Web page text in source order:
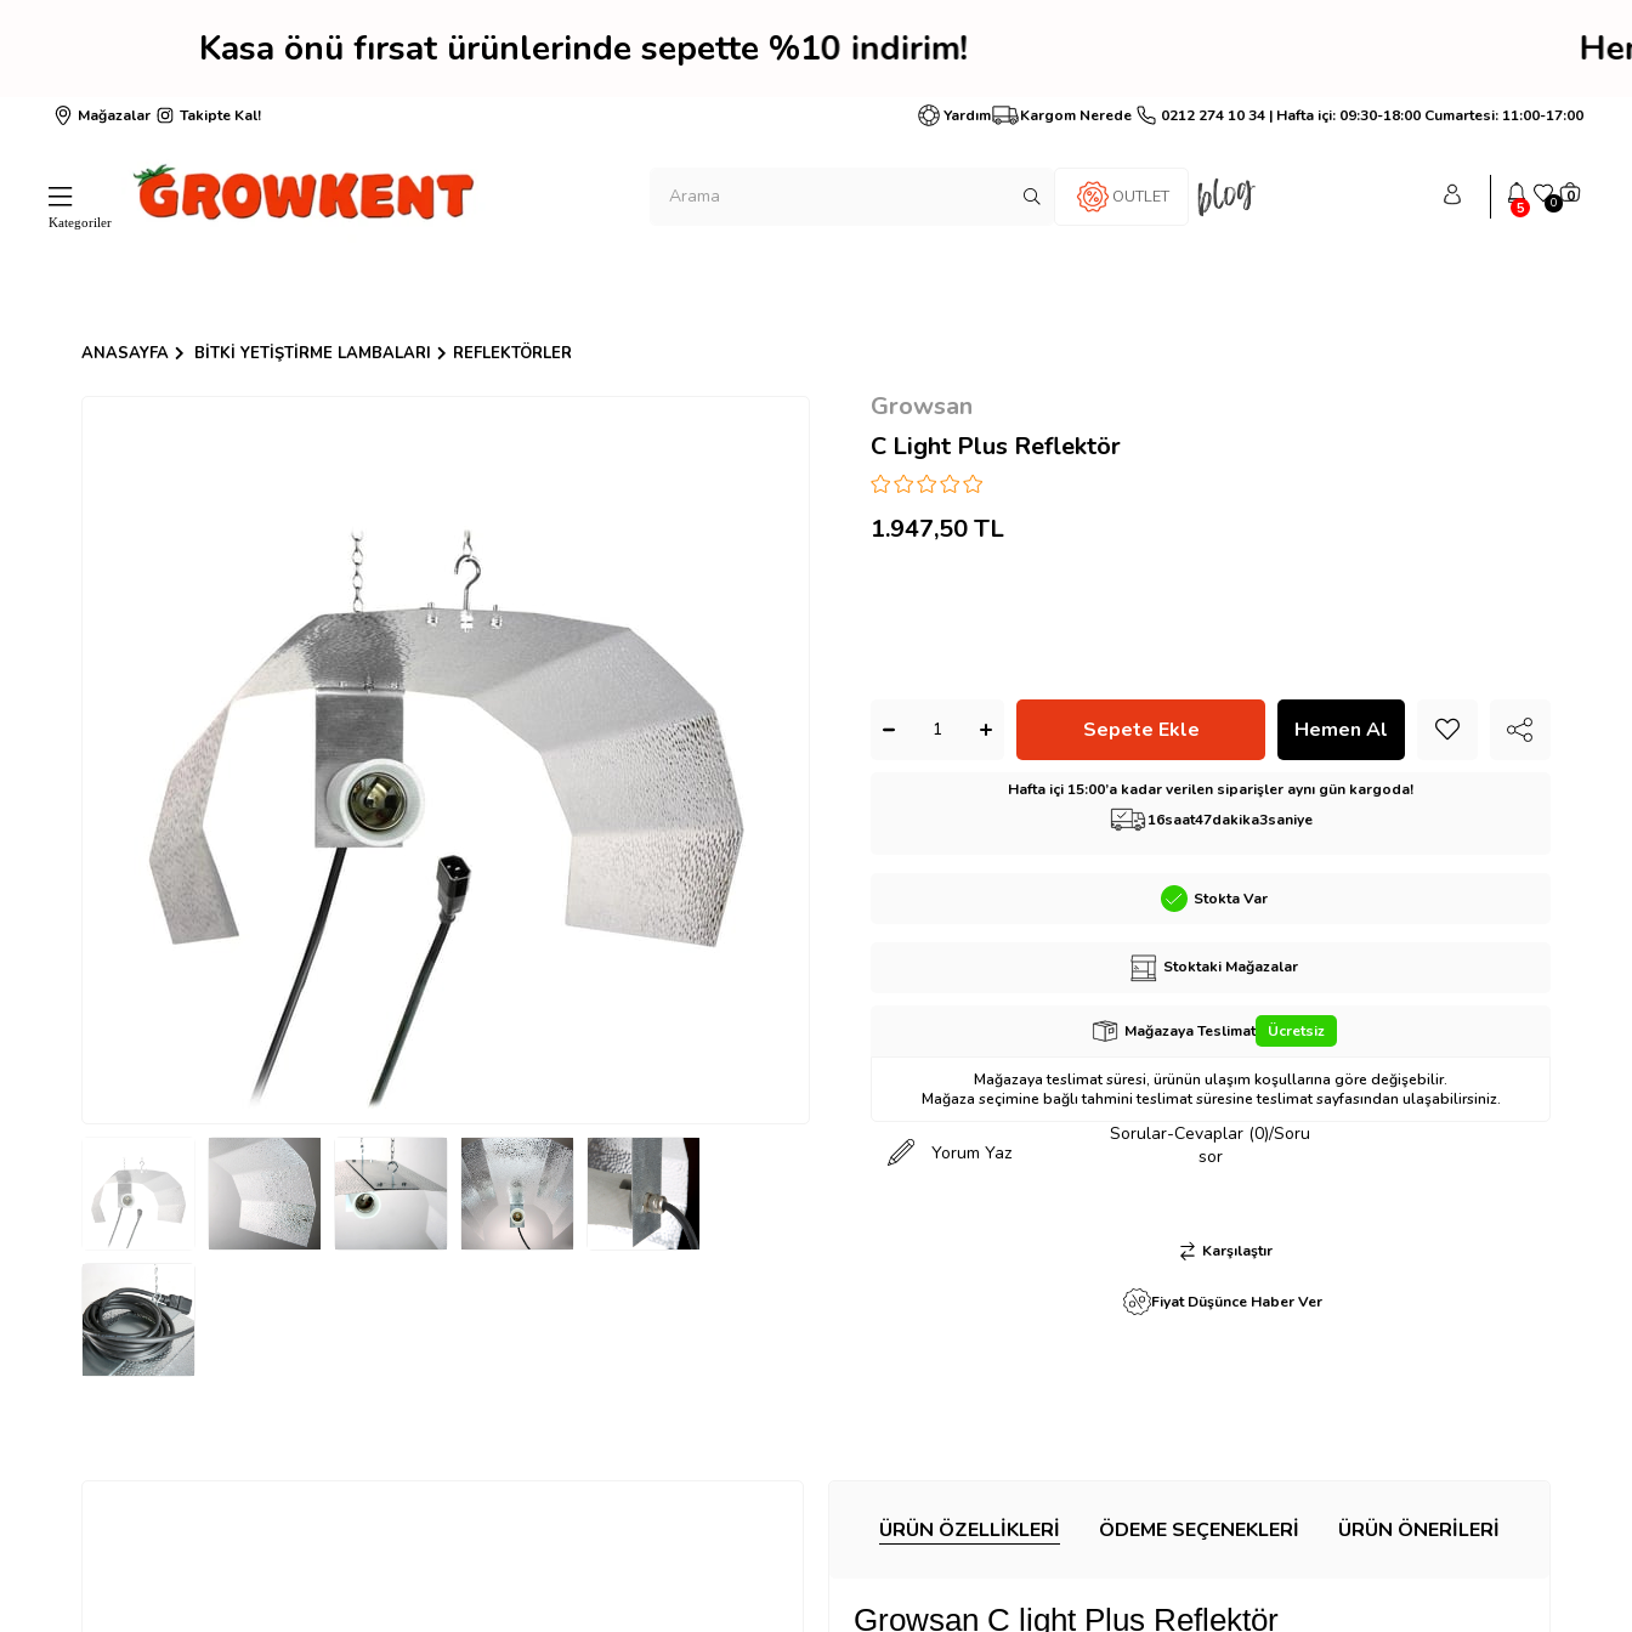
Kasa önü fırsat ürünlerinde sepette %10 indirim! Hemen üye ol
Mağazalar Takipte Kal! Yardım Kargom Nerede 0212 274 10 34 | Hafta içi: 09:30-18:00 Cumartesi: 11:00-17:00
OUTLET
5 0 0
ANASAYFA BITKI YETIŞTIRME LAMBALARI REFLEKTÖRLER
Growsan
C Light Plus Reflektör
1.947,50 TL
Hafta içi 15:00’a kadar verilen siparişler aynı gün kargoda!
16saat47dakika2saniye
Stokta Var
Stoktaki Mağazalar
Mağazaya Teslimat Ücretsiz
Mağazaya teslimat süresi, ürünün ulaşım koşullarına göre değişebilir.
Mağaza seçimine bağlı tahmini teslimat süresine teslimat sayfasından ulaşabilirsiniz.
Yorum Yaz
Sorular-Cevaplar (0)/Soru
sor
Karşılaştır
Fiyat Düşünce Haber Ver
ÜRÜN ÖZELLIKLERI ÖDEME SEÇENEKLERI ÜRÜN ÖNERILERI
Growsan C light Plus Reflektör